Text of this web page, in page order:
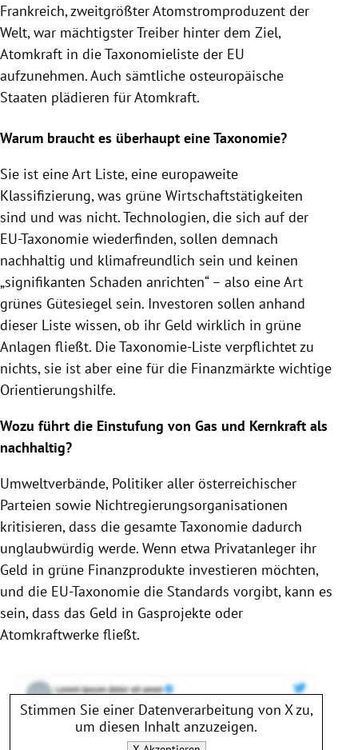
Frankreich, zweitgrößter Atomstromproduzent der
Welt, war mächtigster Treiber hinter dem Ziel,
Atomkraft in die Taxonomieliste der EU
aufzunehmen. Auch sämtliche osteuropäische
Staaten plädieren für Atomkraft.
Warum braucht es überhaupt eine Taxonomie?
Sie ist eine Art Liste, eine europaweite
Klassifizierung, was grüne Wirtschaftstätigkeiten
sind und was nicht. Technologien, die sich auf der
EU-Taxonomie wiederfinden, sollen demnach
nachhaltig und klimafreundlich sein und keinen
„signifikanten Schaden anrichten“ – also eine Art
grünes Gütesiegel sein. Investoren sollen anhand
dieser Liste wissen, ob ihr Geld wirklich in grüne
Anlagen fließt. Die Taxonomie-Liste verpflichtet zu
nichts, sie ist aber eine für die Finanzmärkte wichtige
Orientierungshilfe.
Wozu führt die Einstufung von Gas und Kernkraft als
nachhaltig?
Umweltverbände, Politiker aller österreichischer
Parteien sowie Nichtregierungsorganisationen
kritisieren, dass die gesamte Taxonomie dadurch
unglaubwürdig werde. Wenn etwa Privatanleger ihr
Geld in grüne Finanzprodukte investieren möchten,
und die EU-Taxonomie die Standards vorgibt, kann es
sein, dass das Geld in Gasprojekte oder
Atomkraftwerke fließt.
Stimmen Sie einer Datenverarbeitung von Xzu,
um diesen Inhalt anzuzeigen.